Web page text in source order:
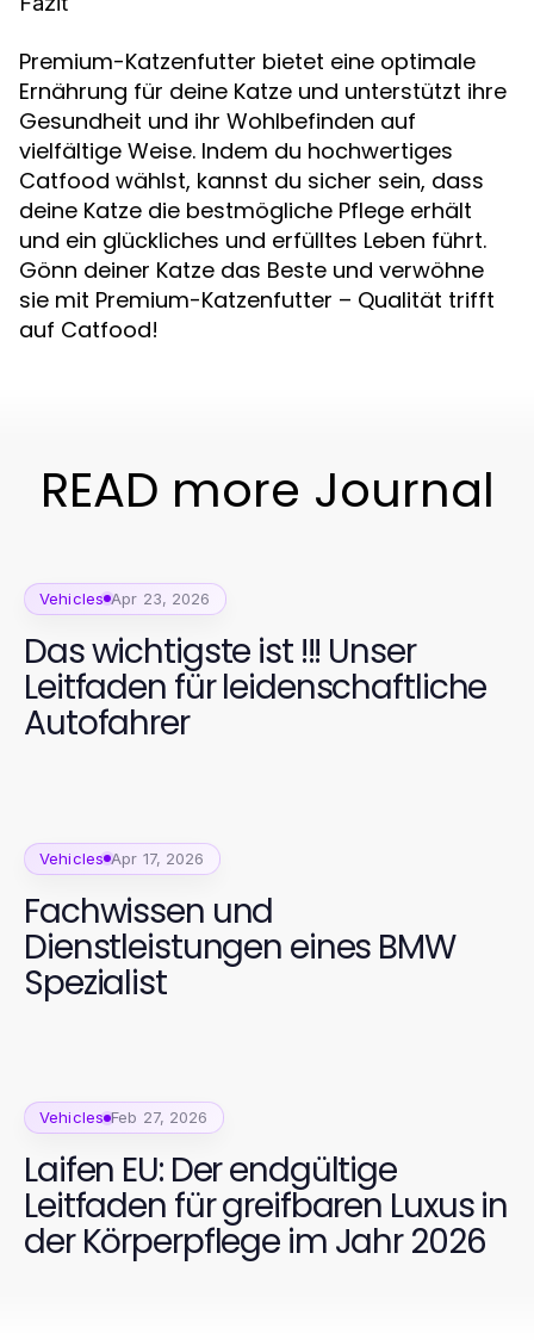
Premium-Katzenfutter bietet eine optimale
Ernährung für deine Katze und unterstützt ihre
Gesundheit und ihr Wohlbefinden auf
vielfältige Weise. Indem du hochwertiges
Catfood wählst, kannst du sicher sein, dass
deine Katze die bestmögliche Pflege erhält
und ein glückliches und erfülltes Leben führt.
Gönn deiner Katze das Beste und verwöhne
sie mit Premium-Katzenfutter – Qualität trifft
auf Catfood!
READ more Journal
Vehicles Apr 23, 2026
Das wichtigste ist !!! Unser
Leitfaden für leidenschaftliche
Autofahrer
Vehicles Apr 17, 2026
Fachwissen und
Dienstleistungen eines BMW
Spezialist
Vehicles Feb 27, 2026
Laifen EU: Der endgültige
Leitfaden für greifbaren Luxus in
der Körperpflege im Jahr 2026